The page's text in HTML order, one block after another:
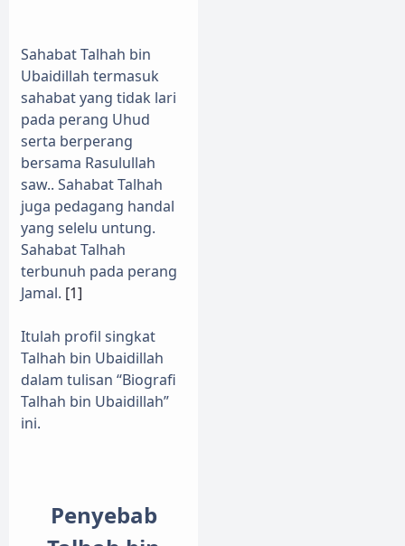
Sahabat Talhah bin
Ubaidillah termasuk
sahabat yang tidak lari
pada perang Uhud
serta berperang
bersama Rasulullah
saw.. Sahabat Talhah
juga pedagang handal
yang selelu untung.
Sahabat Talhah
terbunuh pada perang
Jamal. [1]
Itulah profil singkat
Talhah bin Ubaidillah
dalam tulisan “Biografi
Talhah bin Ubaidillah”
ini.
Penyebab